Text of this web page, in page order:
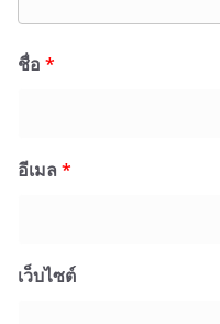
ชื่อ *
อีเมล *
เว็บไซต์